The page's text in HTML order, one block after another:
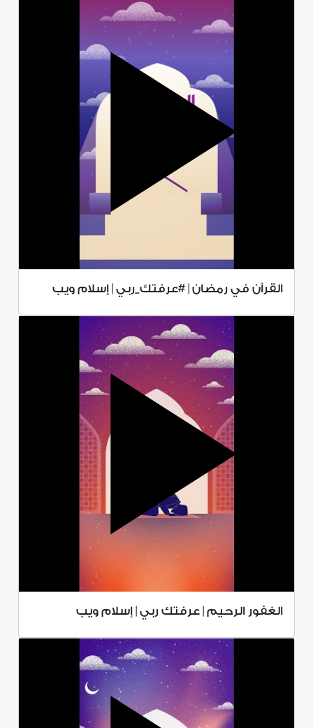
القرآن في رمضان | #عرفتك_ربي | إسلام ويب
الغفور الرحيم | عرفتك ربي | إسلام ويب